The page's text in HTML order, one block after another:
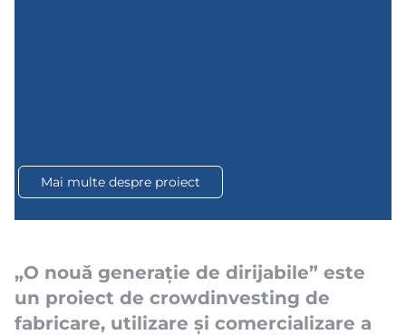
Mai multe despre proiect
„O nouă generație de dirijabile” este
un proiect de crowdinvesting de
fabricare, utilizare și comercializare a